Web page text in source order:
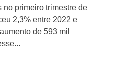
no primeiro trimestre de
2,3% entre 2022 e
de 593 mil